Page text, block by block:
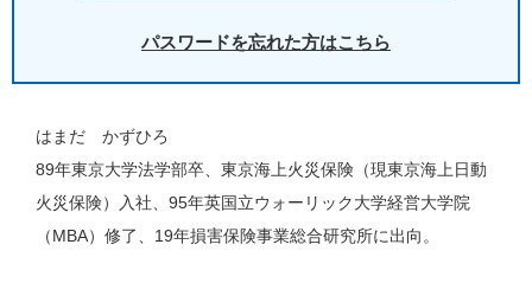
パスワードを忘れた方はこちら
はまだ かずひろ
89年東京大学法学部卒、東京海上火災保険（現東京海上日動
火災保険）入社、95年英国立ウォーリック大学経営大学院
（MBA）修了、19年損害保険事業総合研究所に出向。